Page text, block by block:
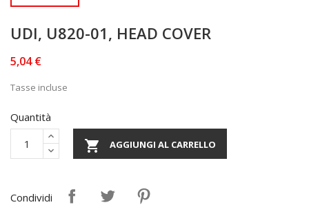
UDI, U820-01, HEAD COVER
5,04 €
Tasse incluse
Quantità
 AGGIUNGI AL CARRELLO
Condividi